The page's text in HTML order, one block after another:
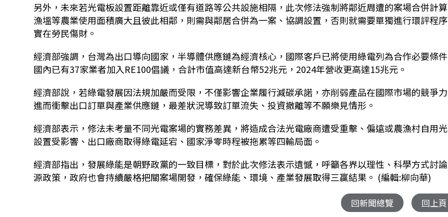
另外，未來若光電板設置距離靠近或僅有道路等公共設施相隔，此次修法強制將鄰近周遭的案場合併計
漁塭等農業使用面積廣大且彼此相鄰，則需與鄰居合併為一案、協調設置，否則就需要單獨進行環評程
實在勞民傷財。
經濟部強調，台灣為出口導向國家，半導體供應鏈為經濟核心，國際客戶已將使用綠電列為合作必要條
國內已有37家業者加入RE100倡議，合計市值高達新台幣52兆元，2024年營收更高達15兆元。
經濟部說，若綠電發展因法規加嚴而受限，不僅影響企業履行減碳承諾，亦削弱產品在國際市場的競爭
進而衝擊出口訂單與產業供應鏈，最差狀況導致訂單流失、投資撤離等不願樂見情形。
經濟部表示，修法未考量不同光電案場的實務差異，將造成合法光電廠商遭受重擊、偏遠或農漁村自用
設置受影響、出口廠商取得綠電延宕、國家淨零時程被拖累等四輸局面。
經濟部指出，發展綠能是朝野政黨的一致目標，對於此次修法表示遺憾，呼籲各界以理性、科學方式討
源政策，政府也會持續嚴格把關案場開發，確保綠能、環境、產業發展取得三贏結果。 (編輯:柳向華)
回新聞總覽 回上頁